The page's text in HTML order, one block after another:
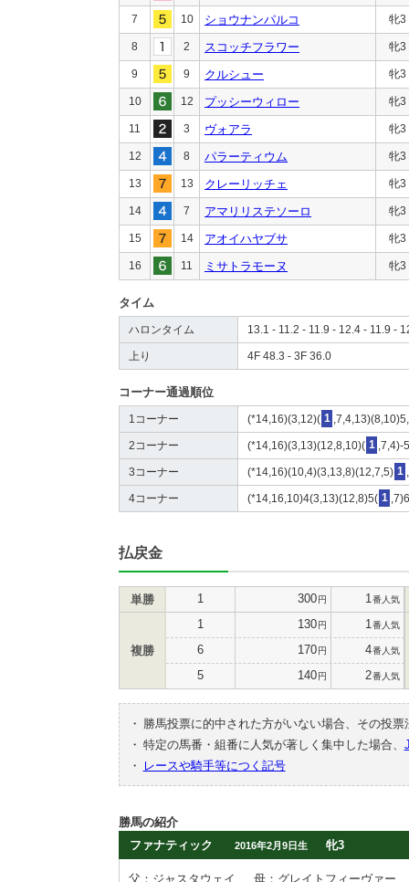
7 10 ショウナンパルコ 牝3
8 2 スコッチフラワー 牝3
9 9 クルシュー 牝3
10 12 プッシーウィロー 牝3
11 3 ヴォアラ 牝3
12 8 パラーティウム 牝3
13 13 クレーリッチェ 牝3
14 7 アマリリステソーロ 牝3
15 14 アオイハヤブサ 牝3
16 11 ミサトラモーヌ 牝3
タイム
ハロンタイム 13.1 - 11.2 - 11.9 - 12.4 - 11.9 -
上り 4F 48.3 - 3F 36.0
コーナー通過順位
1コーナー (*14,16)(3,12)( 1
2コーナー (*14,16)(3,13)(12,8,10)( 1 ,7,4)-
3コーナー (*14,16)(10,4)(3,13,8)(12,7,5) 1
4コーナー (*14,16,10)4(3,13)(12,8)5( 1
払戻金
単勝 1 300円 1 番人気
複勝
1 130円 1 番人気
6 170円 4番人気
5 140円 2番人気
・
勝馬投票に的中された方がいない場合、その投
・ 特定の馬番・組番に人気が著しく集中した場合、
・
レースや騎手等につく記号
勝馬の紹介
ファナティック
2016年2月9日生 牝3
父：ジャスタウェイ
母：グレイトフィーヴァー